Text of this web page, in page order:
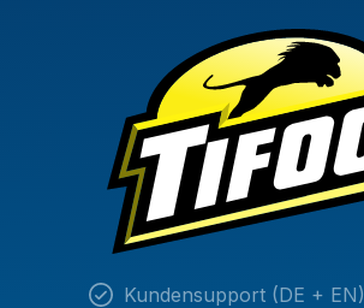
Kundensupport (DE + EN)